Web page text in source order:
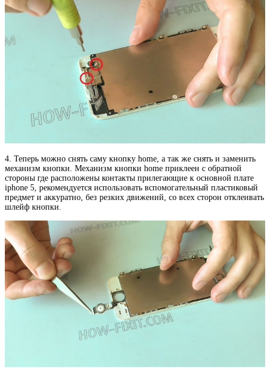
4. Теперь можно снять саму кнопку home, а так же снять и заменить
механизм кнопки. Механизм кнопки home приклеен с обратной
стороны где расположены контакты прилегающие к основной плате
iphone 5, рекомендуется использовать вспомогательный пластиковый
предмет и аккуратно, без резких движений, со всех сторон отклеивать
шлейф кнопки.